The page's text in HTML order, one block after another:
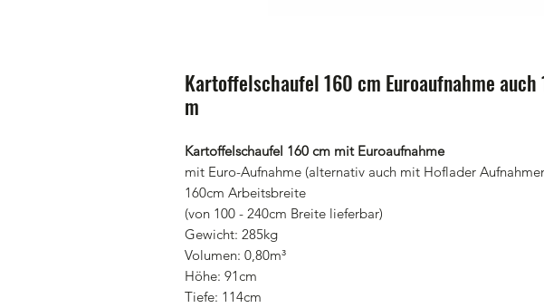
Kartoffelschaufel 160 cm Euroaufnahme
m
Kartoffelschaufel 160 cm mit Euroaufnahme
mit Euro-Aufnahme (alternativ auch mit Hoflader
160cm Arbeitsbreite
(von 100 - 240cm Breite lieferbar)
Gewicht: 285kg
Volumen: 0,80m³
Höhe: 91cm
Tiefe: 114cm